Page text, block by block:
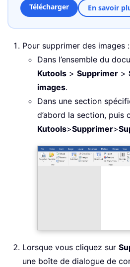
Télécharger En savoir
Pour supprimer des images :
Dans l’ensemble du
Kutools > Supprimer >
images.
Dans une section
d’abord la section, puis
Kutools>Supprimer>
Lorsque vous cliquez sur
une boîte de dialogue de